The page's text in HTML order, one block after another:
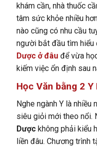
khám cần, nhà thuốc
tâm sức khỏe nhiều
nào cũng có nhu cầu
người bắt đầu tìm hiểu
Dược ở đâuđể vừa
kiếm việc ổn định sau
Học Văn bằng 2 Y
Nghe ngành Y là nhiều
siêu giỏi mới theo nổi.
Dượckhông phải kiểu
liền đâu. Chương trình